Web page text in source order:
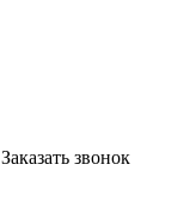
Заказать звонок